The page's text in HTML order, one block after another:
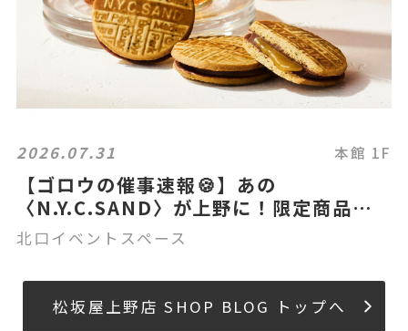
2026.07.31 本館 1F
【ゴロウの催事速報🍪】あの
〈N.Y.C.SAND〉が上野に！限定商品も
登場？！🍑☕
北口イベントスペース
松坂屋上野店 SHOP BLOG トップへ